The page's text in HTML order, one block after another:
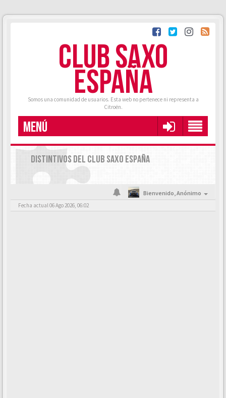
CLUB SAXO
ESPAÑA
Somos una comunidad de usuarios. Esta web no pertenece ni representa a
Citroën.
MENÚ
DISTINTIVOS DEL CLUB SAXO ESPAÑA
Bienvenido,Anónimo
Fecha actual 06 Ago 2026, 06:02